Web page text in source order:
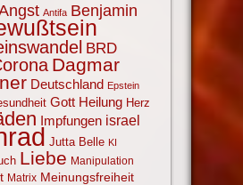
Antifa Benjamin
BRD
Dagmar
Deutschland Epstein
Gott Heilung Herz
Impfungen israel
Jutta Belle KI
Liebe Manipulation
Matrix Meinungsfreiheit